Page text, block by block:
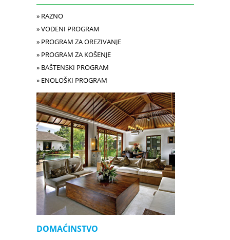
» RAZNO
» VODENI PROGRAM
» PROGRAM ZA OREZIVANJE
» PROGRAM ZA KOŠENJE
» BAŠTENSKI PROGRAM
» ENOLOŠKI PROGRAM
DOMAĆINSTVO